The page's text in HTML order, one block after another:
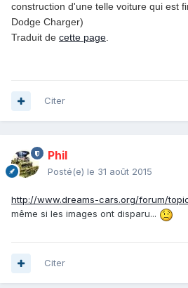
construction d'une telle voiture qui est
Dodge Charger)
Traduit de cette page.
Citer
Phil
Posté(e) le 31 août 2015
http://www.dreams-cars.org/forum/
même si les images ont disparu...
Citer